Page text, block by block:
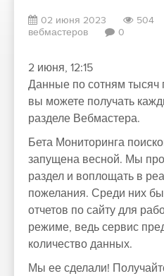
02 июня 2023 504
вебмастеров
0
2 июня, 12:15
Данные по сотням тысяч
вы можете получать
разделе Вебмастера.
Бета Мониторинга
запущена весной. Мы
раздел и воплощать в
пожелания. Среди них
отчетов по сайту для
режиме, ведь сервис
количество данных.
Мы ее сделали!